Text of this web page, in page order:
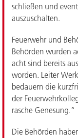
schließen und
auszuschalten.
Feuerwehr und
Behörden wurden
acht sind bereits
worden. Leiter
bedauern die
der
rasche Genesung.“
Die Behörden